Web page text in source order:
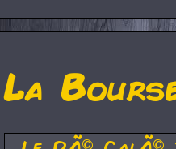
La